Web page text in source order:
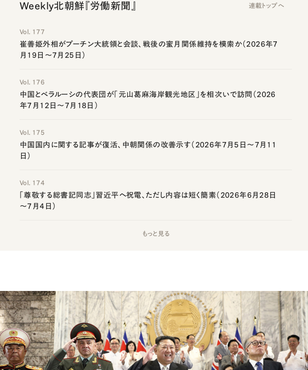
Weekly北朝鮮『労働新聞』 連載トップへ
Vol. 177
崔善姫外相がプーチン大統領と会談、戦後の蜜月関係維持を模索か（2026年7
月19日～7月25日）
Vol. 176
中国とベラルーシの代表団が「元山葛麻海岸観光地区」を相次いで訪問（2026
年7月12日～7月18日）
Vol. 175
中国国内に関する記事が復活、中朝関係の改善示す（2026年7月5日～7月11
日）
Vol. 174
「尊敬する総書記同志」習近平へ祝電、ただし内容は短く簡素（2026年6月28日
～7月4日）
もっと見る